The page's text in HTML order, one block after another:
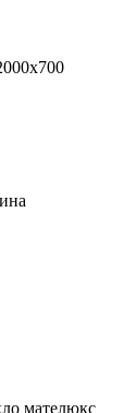
мателюкс